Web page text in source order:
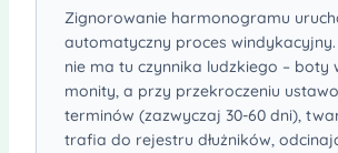
Zignorowanie harmonogramu
automatyczny proces windykacyjny.
nie ma tu czynnika ludzkiego – boty
monity, a przy przekroczeniu
terminów (zazwyczaj 30-60 dni),
trafia do rejestru dłużników,